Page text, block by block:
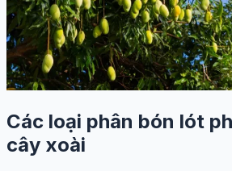
Các loại phân bón lót
cây xoài